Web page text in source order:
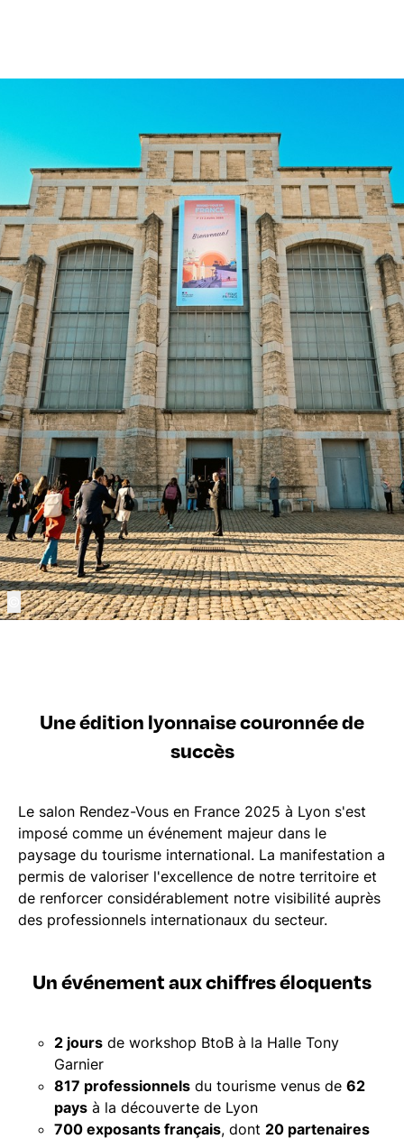
Une édition lyonnaise couronnée de
succès
Le salon Rendez-Vous en France 2025 à Lyon s'est
imposé comme un événement majeur dans le
paysage du tourisme international. La manifestation a
permis de valoriser l'excellence de notre territoire et
de renforcer considérablement notre visibilité auprès
des professionnels internationaux du secteur.
Un événement aux chiffres éloquents
2 jours de workshop BtoB à la Halle Tony
Garnier
817 professionnels du tourisme venus de 62
pays à la découverte de Lyon
700 exposants français, dont 20 partenaires